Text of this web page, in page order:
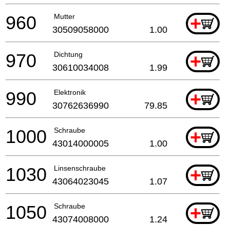
Mutter +
960 30509058000 1.00
Dichtung +
970 30610034008 1.99
Elektronik +
990 30762636990 79.85
Schraube +
1000 43014000005 1.00
Linsenschraube +
1030 43064023045 1.07
Schraube +
1050 43074008000 1.24